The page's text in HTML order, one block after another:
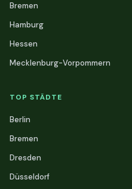
Bremen
Hamburg
Hessen
Mecklenburg-Vorpommern
TOP STÄDTE
Berlin
Bremen
Dresden
Düsseldorf